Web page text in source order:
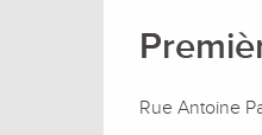
Rue Antoine